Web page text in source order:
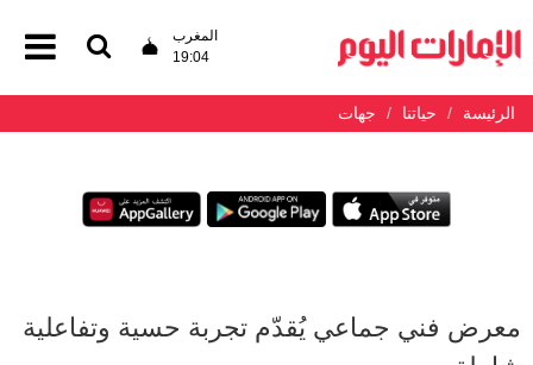
المغرب
19:04
الرئيسة حياتنا جهات
معرض فني جماعي يُقدّم تجربة حسية وتفاعلية